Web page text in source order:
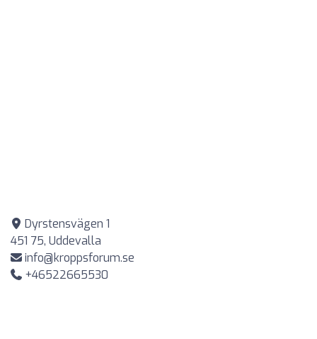
Dyrstensvägen 1
451 75, Uddevalla
info@kroppsforum.se
+46522665530